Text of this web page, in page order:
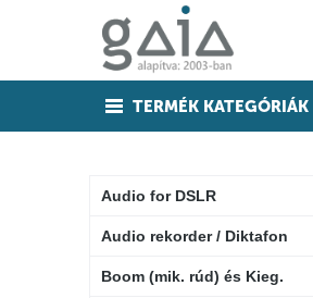
TERMÉK KATEGÓRIÁK
Audio for DSLR
Audio rekorder / Diktafon
Boom (mik. rúd) és Kieg.